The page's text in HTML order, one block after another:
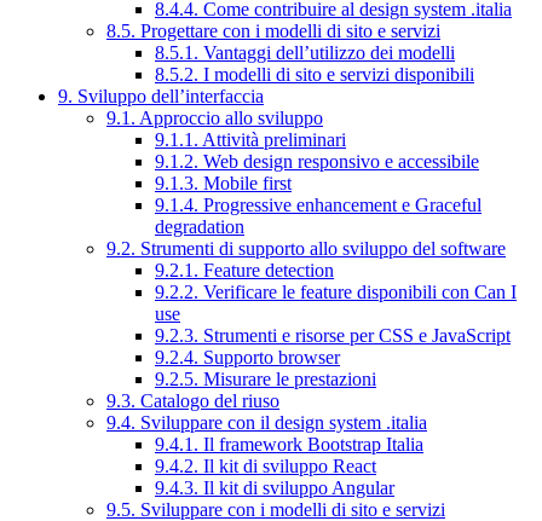
8.4.4. Come contribuire al design system .italia
8.5. Progettare con i modelli di sito e servizi
8.5.1. Vantaggi dell’utilizzo dei modelli
8.5.2. I modelli di sito e servizi disponibili
9. Sviluppo dell’interfaccia
9.1. Approccio allo sviluppo
9.1.1. Attività preliminari
9.1.2. Web design responsivo e accessibile
9.1.3. Mobile first
9.1.4. Progressive enhancement e Graceful
degradation
9.2. Strumenti di supporto allo sviluppo del software
9.2.1. Feature detection
9.2.2. Verificare le feature disponibili con Can I
use
9.2.3. Strumenti e risorse per CSS e JavaScript
9.2.4. Supporto browser
9.2.5. Misurare le prestazioni
9.3. Catalogo del riuso
9.4. Sviluppare con il design system .italia
9.4.1. Il framework Bootstrap Italia
9.4.2. Il kit di sviluppo React
9.4.3. Il kit di sviluppo Angular
9.5. Sviluppare con i modelli di sito e servizi